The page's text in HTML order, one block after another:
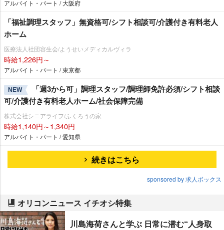
アルバイト・パート / 大阪府
「福祉調理スタッフ」無資格可/シフト相談可/介護付き有料老人
ホーム
医療法人社団容生会/ようせいメディカルヴィラ
時給1,226円～
アルバイト・パート / 東京都
NEW
「週3から可」調理スタッフ/調理師免許必須/シフト相談
可/介護付き有料老人ホーム/社会保障完備
株式会社シニアライフ/ふくろうの家
時給1,140円～1,340円
アルバイト・パート / 愛知県
続きはこちら
sponsored by 求人ボックス
オリコンニュース イチオシ特集
川島海荷さんと学ぶ 日常に潜む“人身取